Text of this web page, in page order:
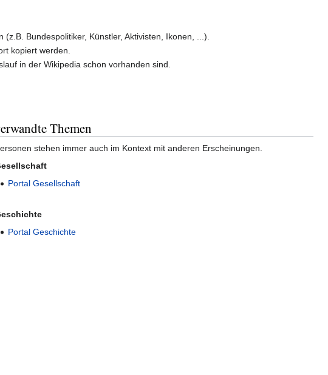
Bundespolitiker, Künstler, Aktivisten, Ikonen, ...).
kopiert werden.
in der Wikipedia schon vorhanden sind.
Themen
stehen immer auch im Kontext mit anderen Erscheinungen.
Portal Gesellschaft
Portal Geschichte